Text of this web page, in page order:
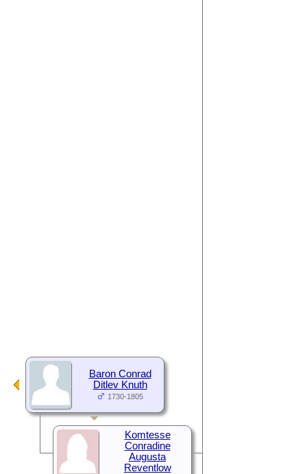
Baron Conrad
Ditlev Knuth
1730-1805
Komtesse
Conradine
Augusta
Reventlow